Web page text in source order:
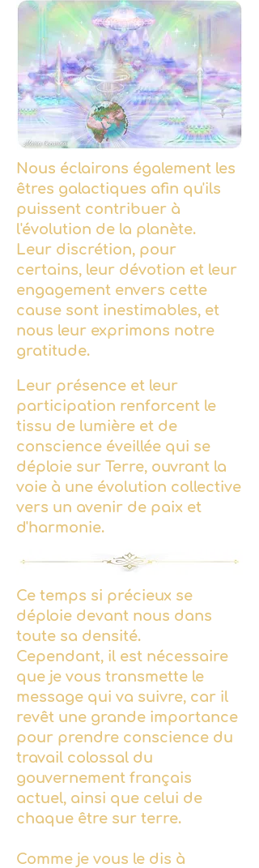
Nous éclairons également les
êtres galactiques afin qu'ils
puissent contribuer à
l'évolution de la planète.
Leur discrétion, pour
certains, leur dévotion et leur
engagement envers cette
cause sont inestimables, et
nous leur exprimons notre
gratitude.
Leur présence et leur
participation renforcent le
tissu de lumière et de
conscience éveillée qui se
déploie sur Terre, ouvrant la
voie à une évolution collective
vers un avenir de paix et
d'harmonie.
Ce temps si précieux se
déploie devant nous dans
toute sa densité.
Cependant, il est nécessaire
que je vous transmette le
message qui va suivre, car il
revêt une grande importance
pour prendre conscience du
travail colossal du
gouvernement français
actuel, ainsi que celui de
chaque être sur terre.
Comme je vous le dis à